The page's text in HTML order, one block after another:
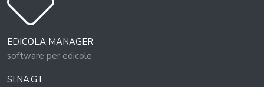
EDICOLA MANAGER
software per edicole
SI.NA.G.I.